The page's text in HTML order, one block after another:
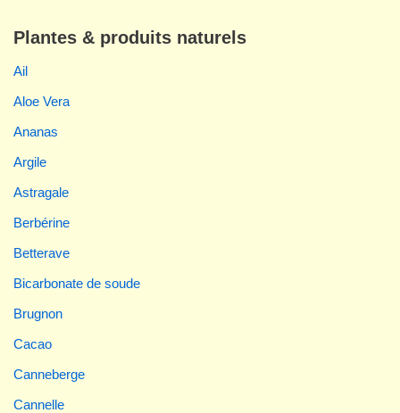
Plantes & produits naturels
Ail
Aloe Vera
Ananas
Argile
Astragale
Berbérine
Betterave
Bicarbonate de soude
Brugnon
Cacao
Canneberge
Cannelle